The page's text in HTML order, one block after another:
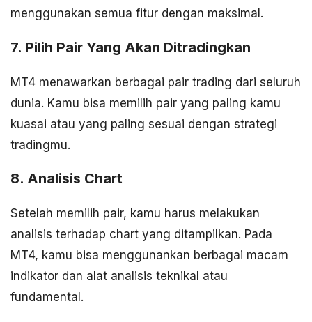
menggunakan semua fitur dengan maksimal.
7. Pilih Pair Yang Akan Ditradingkan
MT4 menawarkan berbagai pair trading dari seluruh
dunia. Kamu bisa memilih pair yang paling kamu
kuasai atau yang paling sesuai dengan strategi
tradingmu.
8. Analisis Chart
Setelah memilih pair, kamu harus melakukan
analisis terhadap chart yang ditampilkan. Pada
MT4, kamu bisa menggunankan berbagai macam
indikator dan alat analisis teknikal atau
fundamental.